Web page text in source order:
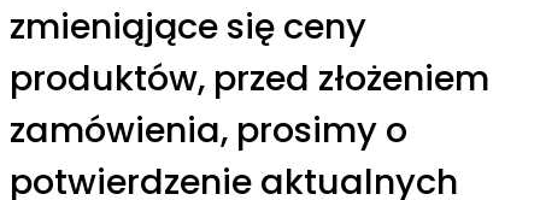
zmieniąjące się ceny
produktów, przed złożeniem
zamówienia, prosimy o
potwierdzenie aktualnych